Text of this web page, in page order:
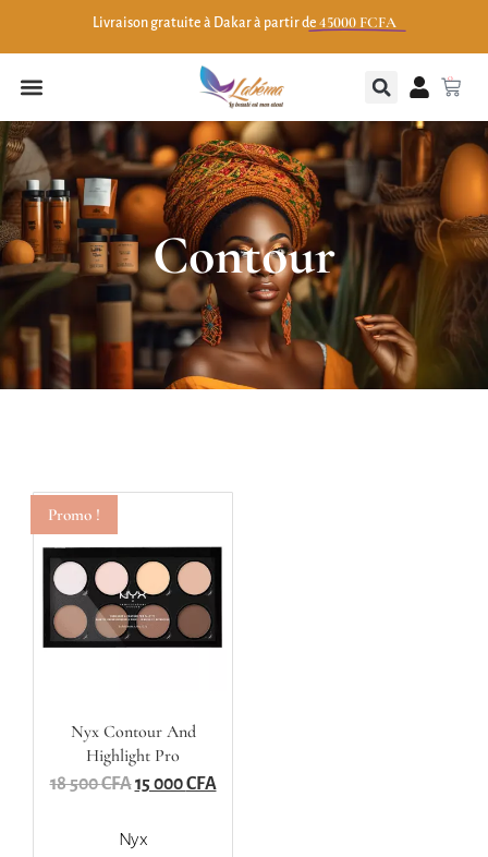
Livraison gratuite à Dakar à partir de 45000 FCFA
0
Contour
Promo !
Nyx Contour And
Highlight Pro
18 500CFA15 000CFA
Nyx